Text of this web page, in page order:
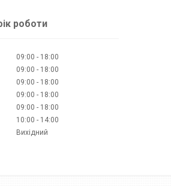
роботи
09:00
18:00
09:00
18:00
09:00
18:00
09:00
18:00
09:00
18:00
10:00
14:00
Вихідний